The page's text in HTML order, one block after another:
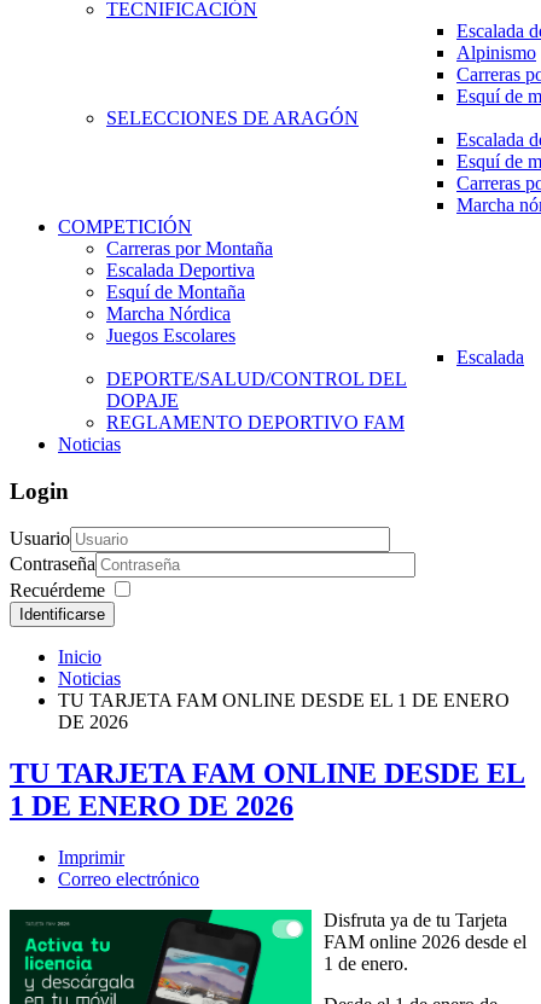
TECNIFICACIÓN
Escalada
Alpinismo
Carreras
Esquí de
SELECCIONES DE ARAGÓN
Escalada
Esquí de
Carreras
Marcha
COMPETICIÓN
Carreras por Montaña
Escalada Deportiva
Esquí de Montaña
Marcha Nórdica
Juegos Escolares
Escalada
DEPORTE/SALUD/CONTROL DEL
DOPAJE
REGLAMENTO DEPORTIVO FAM
Noticias
Login
Usuario
Contraseña
Recuérdeme
Identificarse
Inicio
Noticias
TU TARJETA FAM ONLINE DESDE EL 1 DE ENERO
DE 2026
TU TARJETA FAM ONLINE DESDE EL
1 DE ENERO DE 2026
Imprimir
Correo electrónico
Disfruta ya de tu Tarjeta
FAM online 2026 desde el
1 de enero.